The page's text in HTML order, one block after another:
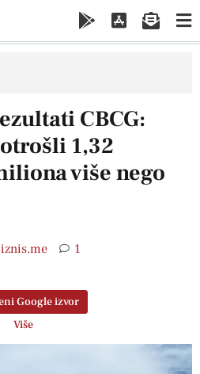
CBCG:
1,32
više nego
1
Google izvor
Više